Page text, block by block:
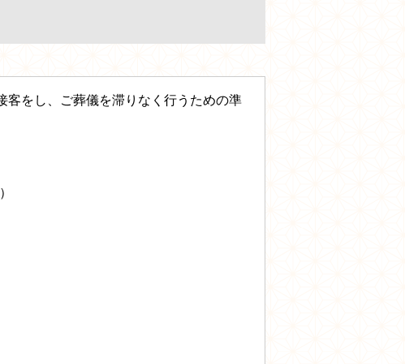
客をし、ご葬儀を滞りなく行うための準